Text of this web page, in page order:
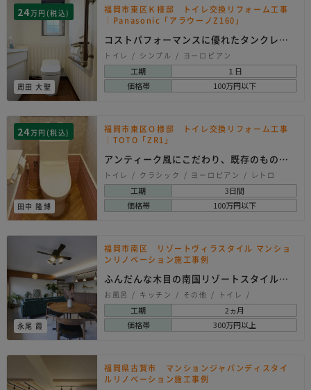
24万円(税込)
周田 大聖
福岡市東区Ｋ様邸 トイレ交換リフォーム工事
｜Panasonic「アラウーノZ160」
コストパフォーマンスに優れたタンクレス
トイレ
トイレ シンプル ヨーロピアン
工期
１日
価格帯
100万円以下
24万円(税込)
田中 隆博
福岡市東区Ｏ様邸 トイレ交換リフォーム工事
｜TOTO「ZR1」
アンティーク風にこだわり、既存のものを
いかしたコーディ…
トイレ クラシック ヨーロピアン レトロ
工期
3日間
価格帯
100万円以下
永尾 霞
福岡市南区 リゾートヴィラスタイル マンショ
ンリノベーション施工事例
ふんだんな木目の南国リゾートスタイル。
家にいながら、旅…
お風呂 キッチン その他
トイレ
リノベーション
内装 床工事
建具
洗面所
玄関 オリエンタル
シンプル
ナチュラル
モダン ヨーロピアン
リゾート
工期
2ヵ月
価格帯
300万円以上
福岡県古賀市 マンションジャパンディスタイ
ルリノベーション施工事例